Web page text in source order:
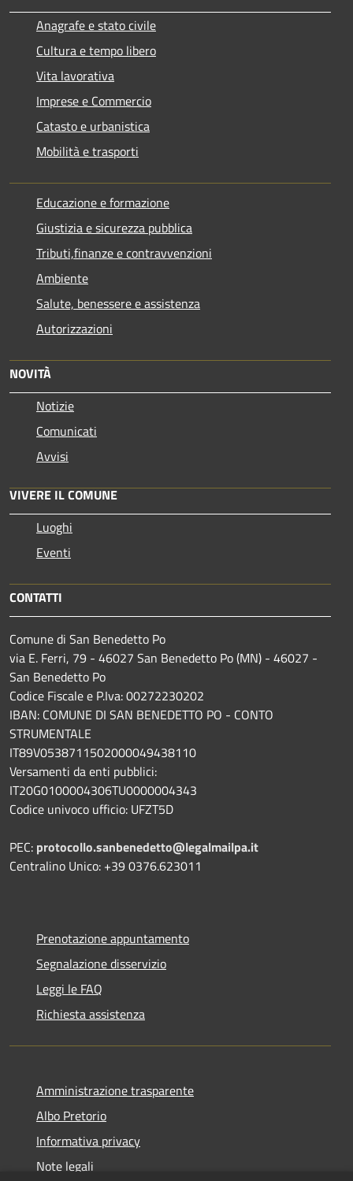
Anagrafe e stato civile
Cultura e tempo libero
Vita lavorativa
Imprese e Commercio
Catasto e urbanistica
Mobilità e trasporti
Educazione e formazione
Giustizia e sicurezza pubblica
Tributi,finanze e contravvenzioni
Ambiente
Salute, benessere e assistenza
Autorizzazioni
NOVITÀ
Notizie
Comunicati
Avvisi
VIVERE IL COMUNE
Luoghi
Eventi
CONTATTI
Comune di San Benedetto Po
via E. Ferri, 79 - 46027 San Benedetto Po (MN) - 46027 -
San Benedetto Po
Codice Fiscale e P.Iva: 00272230202
IBAN: COMUNE DI SAN BENEDETTO PO - CONTO
STRUMENTALE
IT89V0538711502000049438110
Versamenti da enti pubblici:
IT20G0100004306TU0000004343
Codice univoco ufficio: UFZT5D
PEC: protocollo.sanbenedetto@legalmailpa.it
Centralino Unico: +39 0376.623011
Prenotazione appuntamento
Segnalazione disservizio
Leggi le FAQ
Richiesta assistenza
Amministrazione trasparente
Albo Pretorio
Informativa privacy
Note legali